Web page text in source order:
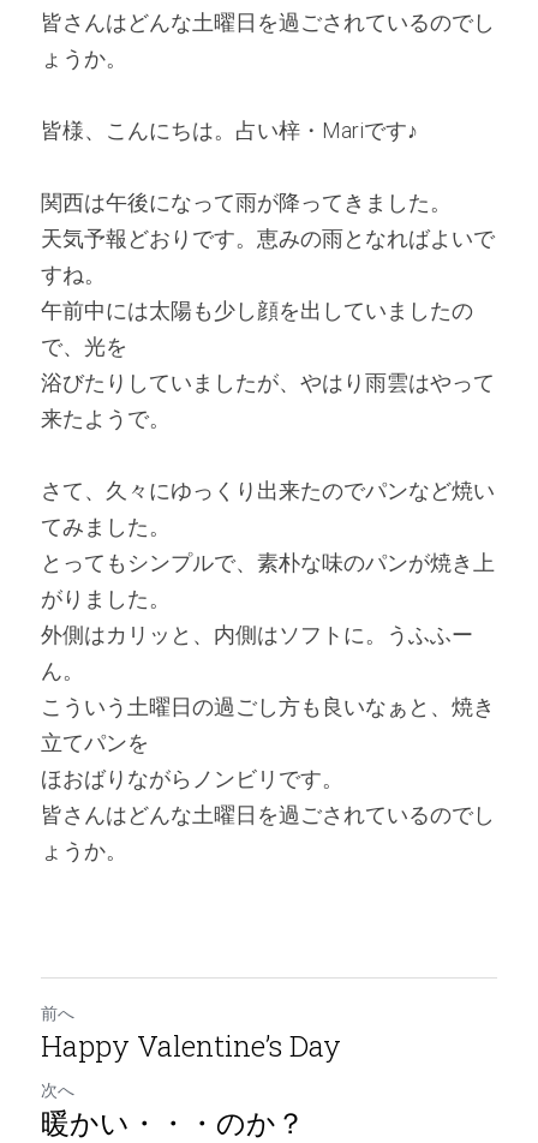
皆さんはどんな土曜日を過ごされているのでし
ょうか。
皆様、こんにちは。占い梓・Mariです♪
関西は午後になって雨が降ってきました。
天気予報どおりです。恵みの雨となればよいで
すね。
午前中には太陽も少し顔を出していましたの
で、光を
浴びたりしていましたが、やはり雨雲はやって
来たようで。
さて、久々にゆっくり出来たのでパンなど焼い
てみました。
とってもシンプルで、素朴な味のパンが焼き上
がりました。
外側はカリッと、内側はソフトに。うふふー
ん。
こういう土曜日の過ごし方も良いなぁと、焼き
立てパンを
ほおばりながらノンビリです。
皆さんはどんな土曜日を過ごされているのでし
ょうか。
前へ
Happy Valentine’s Day
次へ
暖かい・・・のか？